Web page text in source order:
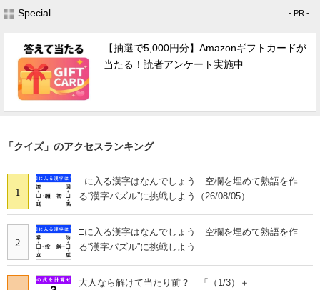
Special - PR -
【抽選で5,000円分】Amazonギフトカードが
当たる！読者アンケート実施中
「クイズ」のアクセスランキング
1
□に入る漢字はなんでしょう 空欄を埋めて熟語を作
る“漢字パズル”に挑戦しよう（26/08/05）
2
□に入る漢字はなんでしょう 空欄を埋めて熟語を作
る“漢字パズル”に挑戦しよう
大人なら解けて当たり前？ 「（1/3）＋